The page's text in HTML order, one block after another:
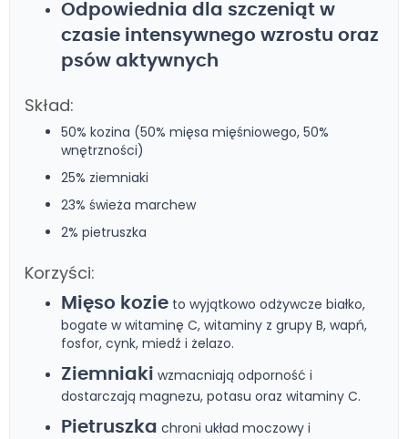
Odpowiednia dla szczeniąt w
czasie intensywnego wzrostu oraz
psów aktywnych
Skład:
50% kozina (50% mięsa mięśniowego, 50%
wnętrzności)
25% ziemniaki
23% świeża marchew
2% pietruszka
Korzyści:
Mięso kozie to wyjątkowo odżywcze białko,
bogate w witaminę C, witaminy z grupy B, wapń,
fosfor, cynk, miedź i żelazo.
Ziemniaki wzmacniają odporność i
dostarczają magnezu, potasu oraz witaminy C.
Pietruszka chroni układ moczowy i